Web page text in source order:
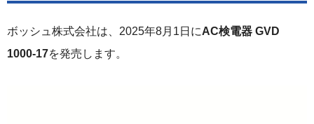
ボッシュ株式会社は、2025年8月1日にAC検電器 GVD
1000-17を発売します。